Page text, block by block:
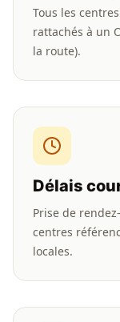
Tous les
rattachés à un
la route).
Délais
Prise de
centres
locales.